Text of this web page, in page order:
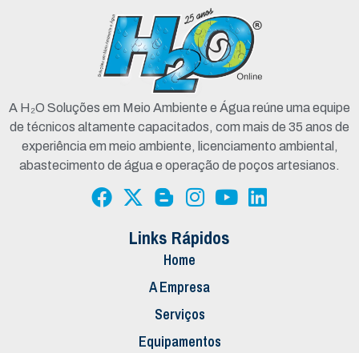
A H₂O Soluções em Meio Ambiente e Água reúne uma equipe
de técnicos altamente capacitados, com mais de 35 anos de
experiência em meio ambiente, licenciamento ambiental,
abastecimento de água e operação de poços artesianos.
Links Rápidos
Home
A Empresa
Serviços
Equipamentos